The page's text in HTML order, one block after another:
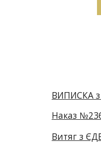
ВИПИСКА з
Наказ
Витяг з